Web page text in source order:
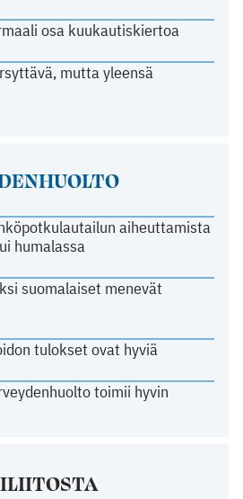
osa kuukautiskiertoa
mutta yleensä
aiheuttamista
humalassa
suomalaiset menevät
tulokset ovat hyviä
toimii hyvin